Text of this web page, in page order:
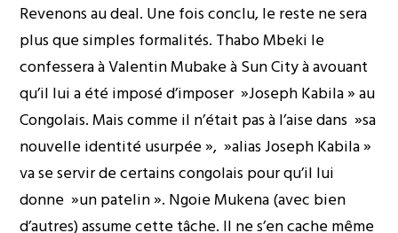
Revenons au deal. Une fois conclu, le reste ne sera
plus que simples formalités. Thabo Mbeki le
confessera à Valentin Mubake à Sun City à avouant
qu’il lui a été imposé d’imposer »Joseph Kabila » au
Congolais. Mais comme il n’était pas à l’aise dans »sa
nouvelle identité usurpée », »alias Joseph Kabila »
va se servir de certains congolais pour qu’il lui
donne »un patelin ». Ngoie Mukena (avec bien
d’autres) assume cette tâche. Il ne s’en cache même